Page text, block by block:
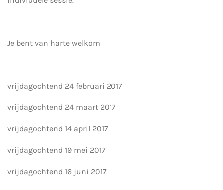
Je bent van harte welkom
vrijdagochtend 24 februari 2017
vrijdagochtend 24 maart 2017
vrijdagochtend 14 april 2017
vrijdagochtend 19 mei 2017
vrijdagochtend 16 juni 2017